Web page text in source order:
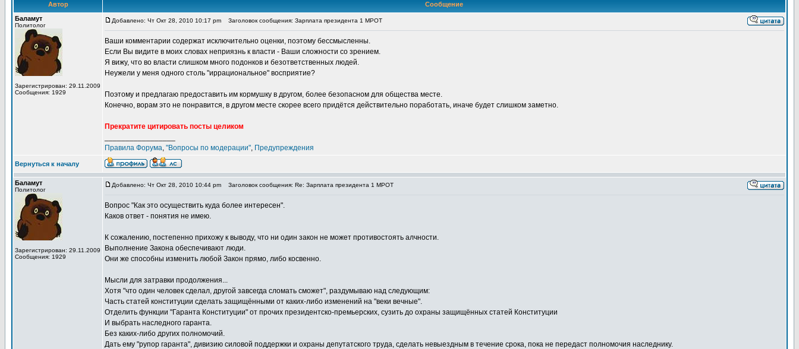
Автор
Сообщение
Баламут
Политолог
Зарегистрирован: 29.11.2009
Сообщения: 1929
Добавлено: Чт Окт 28, 2010 10:17 pm Заголовок сообщения: Зарплата президента 1 МРОТ
Ваши комментарии содержат исключительно оценки, поэтому бессмысленны.
Если Вы видите в моих словах неприязнь к власти - Ваши сложности со зрением.
Я вижу, что во власти слишком много подонков и безответственных людей.
Неужели у меня одного столь "иррациональное" восприятие?
Поэтому и предлагаю предоставить им кормушку в другом, более безопасном для общества месте.
Конечно, ворам это не понравится, в другом месте скорее всего придётся действительно поработать, иначе будет слишком заметно.
Прекратите цитировать посты целиком
Правила Форума, "Вопросы по модерации", Предупреждения
Вернуться к началу
Баламут
Политолог
Зарегистрирован: 29.11.2009
Сообщения: 1929
Добавлено: Чт Окт 28, 2010 10:44 pm Заголовок сообщения: Re: Зарплата президента 1 МРОТ
Вопрос "Как это осуществить куда более интересен".
Каков ответ - понятия не имею.
К сожалению, постепенно прихожу к выводу, что ни один закон не может противостоять алчности.
Выполнение Закона обеспечивают люди.
Они же способны изменить любой Закон прямо, либо косвенно.
Мысли для затравки продолжения...
Хотя "что один человек сделал, другой завсегда сломать сможет", раздумываю над следующим:
Часть статей конституции сделать защищёнными от каких-либо изменений на "веки вечные".
Отделить функции "Гаранта Конституции" от прочих президентско-премьерских, сузить до охраны защищённых статей Конституции
И выбрать наследного гаранта.
Без каких-либо других полномочий.
Дать ему "рупор гаранта", дивизию силовой поддержки и охраны депутатского труда, сделать невыездным в течение срока, пока не передаст полномочия наследнику.